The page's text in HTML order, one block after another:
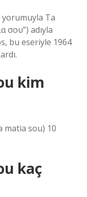
yorumuyla Ta
σου”) adıyla
bu eseriyle 1964
kim
matia sou) 10
kaç